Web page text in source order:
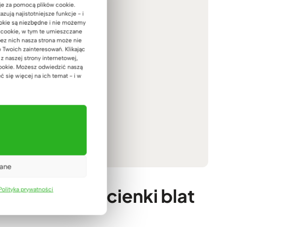
za pomocą plików cookie.
najistotniejsze funkcje - i
są niezbędne i nie możemy
w tym te umieszczane
nich nasza strona może nie
zainteresowań. Klikając
naszej strony internetowej,
Możesz odwiedzić naszą
się więcej na ich temat - i w
prywatności
– cienki blat